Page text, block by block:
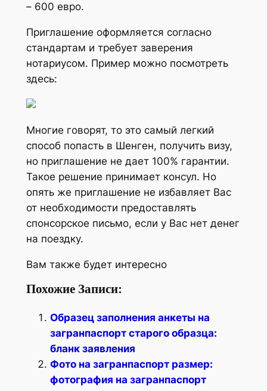
– 600 евро.
Приглашение оформляется согласно
стандартам и требует заверения
нотариусом. Пример можно посмотреть
здесь:
Многие говорят, то это самый легкий
способ попасть в Шенген, получить визу,
но приглашение не дает 100% гарантии.
Такое решение принимает консул. Но
опять же приглашение не избавляет Вас
от необходимости предоставлять
спонсорское письмо, если у Вас нет денег
на поездку.
Вам также будет интересно
Похожие Записи:
Образец заполнения анкеты на
загранпаспорт старого образца:
бланк заявления
Фото на загранпаспорт размер:
фотография на загранпаспорт